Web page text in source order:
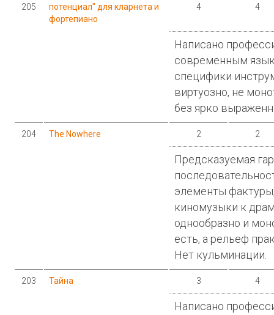
205
потенциал" для кларнета и
фортепиано
4 4
Написано
современным
специфики
виртуозно, не
без ярко
204 The Nowhere 2 2
Предсказуемая
элементы
киномузыки к
однообразно и
есть, а рельеф
Нет кульминации.
203 Тайна 3 4
Написано